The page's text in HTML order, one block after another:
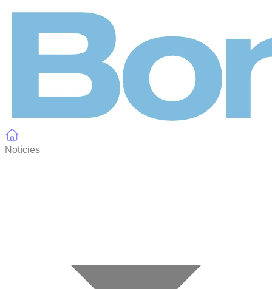
Notícies